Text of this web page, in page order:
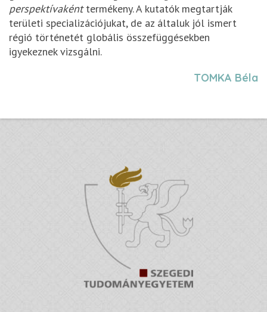
perspektívakénttermékeny. A kutatók megtartják
területi specializációjukat, de az általuk jól ismert
régió történetét globális összefüggésekben
igyekeznek vizsgálni.
TOMKA Béla